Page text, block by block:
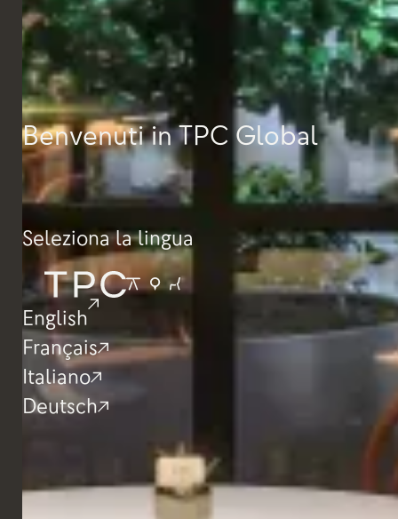
Benvenuti in TPC Global
Seleziona la lingua
English
Français
Italiano
Deutsch